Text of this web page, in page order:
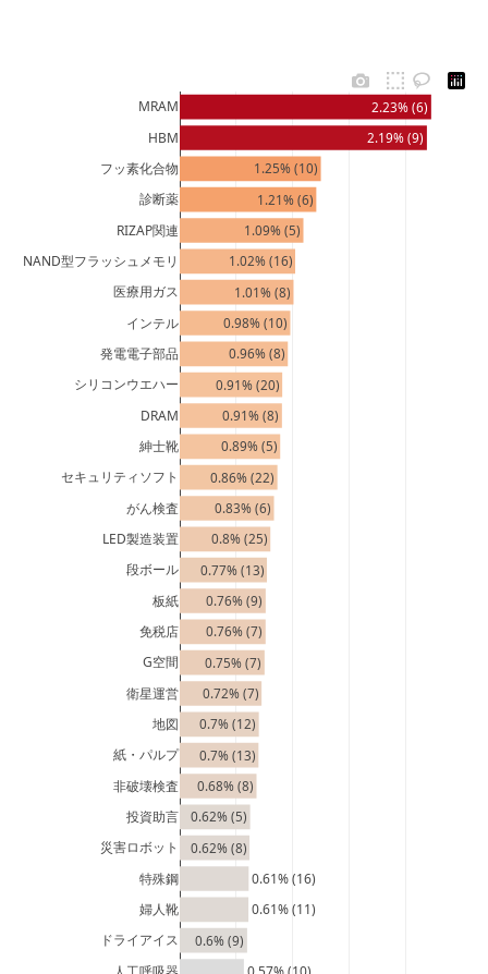
0.6% (9)
0.61% (11)
0.61% (16)
0.62% (8)
0.62% (5)
0.68% (8)
0.7% (13)
0.7% (12)
0.72% (7)
0.75% (7)
0.76% (7)
0.76% (9)
0.77% (13)
0.8% (25)
0.83% (6)
0.86% (22)
0.89% (5)
0.91% (8)
0.91% (20)
0.96% (8)
0.98% (10)
1.01% (8)
1.02% (16)
1.09% (5)
1.21% (6)
1.25% (10)
2.19% (9)
2.23% (6)
ドライアイス
婦人靴
特殊鋼
災害ロボット
投資助言
非破壊検査
紙・パルプ
地図
衛星運営
G空間
免税店
板紙
段ボール
LED製造装置
がん検査
セキュリティソフト
紳士靴
DRAM
シリコンウエハー
発電電子部品
インテル
医療用ガス
NAND型フラッシュメモリ
RIZAP関連
診断薬
フッ素化合物
HBM
MRAM